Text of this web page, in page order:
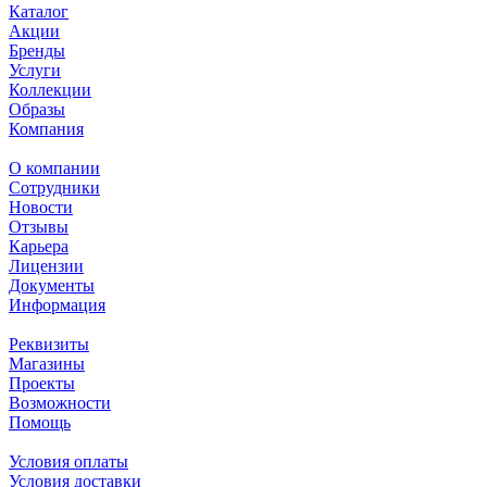
Каталог
Акции
Бренды
Услуги
Коллекции
Образы
Компания
О компании
Сотрудники
Новости
Отзывы
Карьера
Лицензии
Документы
Информация
Реквизиты
Магазины
Проекты
Возможности
Помощь
Условия оплаты
Условия доставки